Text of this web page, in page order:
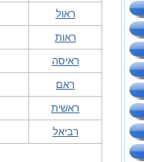
ראול
ראות
ראיסה
ראם
ראשית
רביאל